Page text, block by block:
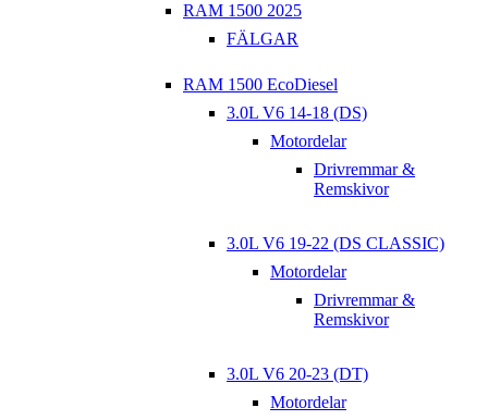
RAM 1500 2025
FÄLGAR
RAM 1500 EcoDiesel
3.0L V6 14-18 (DS)
Motordelar
Drivremmar &
Remskivor
3.0L V6 19-22 (DS CLASSIC)
Motordelar
Drivremmar &
Remskivor
3.0L V6 20-23 (DT)
Motordelar